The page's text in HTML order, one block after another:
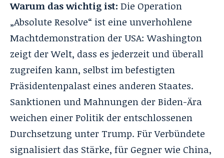
Warum das wichtig ist: Die Operation
„Absolute Resolve“ ist eine unverhohlene
Machtdemonstration der USA: Washington
zeigt der Welt, dass es jederzeit und überall
zugreifen kann, selbst im befestigten
Präsidentenpalast eines anderen Staates.
Sanktionen und Mahnungen der Biden-Ära
weichen einer Politik der entschlossenen
Durchsetzung unter Trump. Für Verbündete
signalisiert das Stärke, für Gegner wie China,